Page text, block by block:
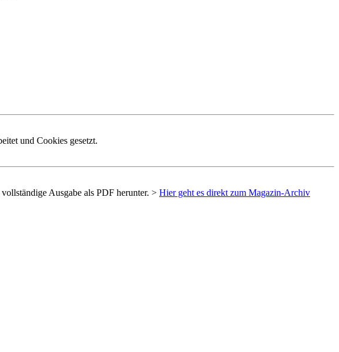
und Cookies gesetzt.
Ausgabe als PDF herunter. > Hier geht es direkt zum Magazin-Archiv